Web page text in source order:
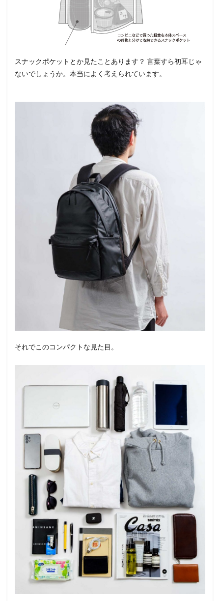
スナックポケットとか見たことあります？ 言葉すら初耳じゃ
ないでしょうか。本当によく考えられています。
それでこのコンパクトな見た目。